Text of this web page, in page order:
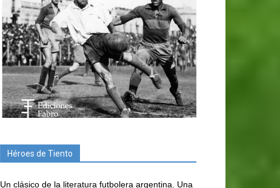
Héroes de Tiento
Un clásico de la literatura futbolera argentina. Una